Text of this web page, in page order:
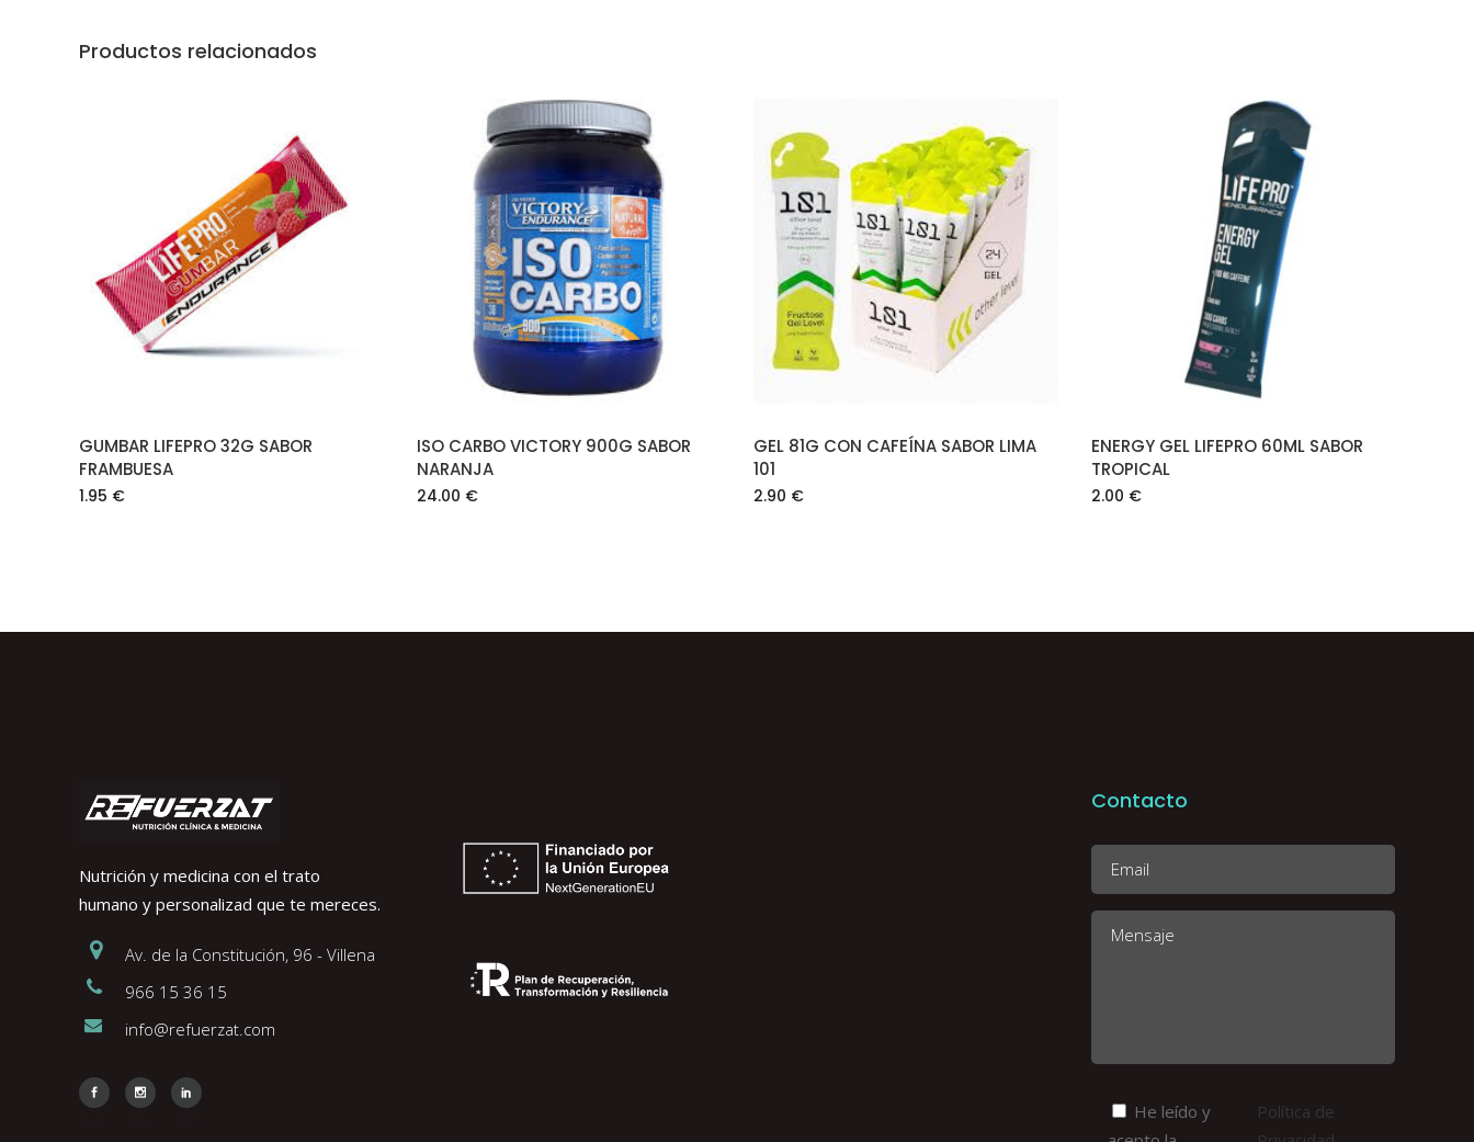
Productos relacionados
AÑADIR AL CARRITO
GUMBAR LIFEPRO 32G SABOR
FRAMBUESA
1.95 €
AÑADIR AL CARRITO
ISO CARBO VICTORY 900G SABOR
NARANJA
24.00 €
AÑADIR AL CARRITO
GEL 81G CON CAFEÍNA SABOR LIMA
101
2.90 €
AÑADIR AL CARRITO
ENERGY GEL LIFEPRO 60ML SABOR
TROPICAL
2.00 €
Nutrición y medicina con el trato
humano y personalizad que te mereces.
Av. de la Constitución, 96 - Villena
966 15 36 15
info@refuerzat.com
Contacto
He leído y
Política de